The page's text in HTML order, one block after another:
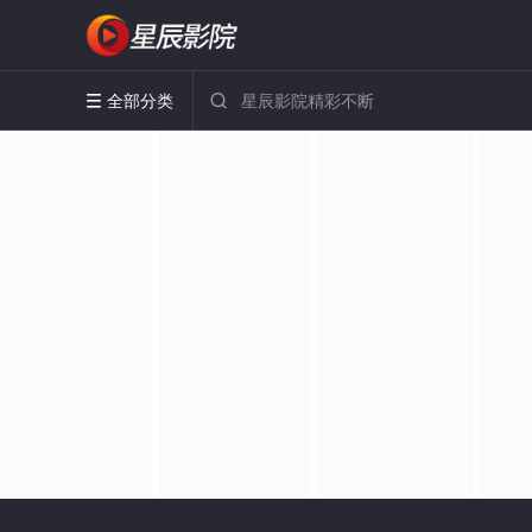
 全部分类 